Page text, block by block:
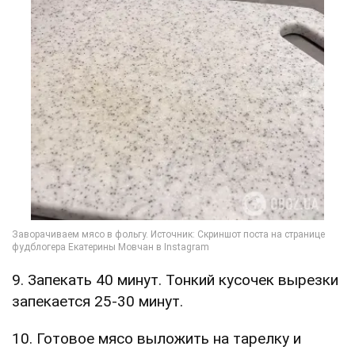
9. Запекать 40 минут. Тонкий кусочек вырезки
запекается 25-30 минут.
10. Готовое мясо выложить на тарелку и